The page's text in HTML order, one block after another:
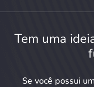
Tem uma
Se você possui